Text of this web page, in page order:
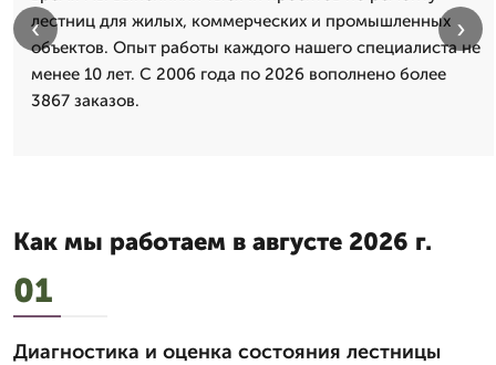
лестниц для жилых, коммерческих и промышленных
объектов. Опыт работы каждого нашего специалиста не
менее 10 лет. С 2006 года по 2026 вополнено более
3867 заказов.
‹ ›
Как мы работаем в августе 2026 г.
01
Диагностика и оценка состояния лестницы